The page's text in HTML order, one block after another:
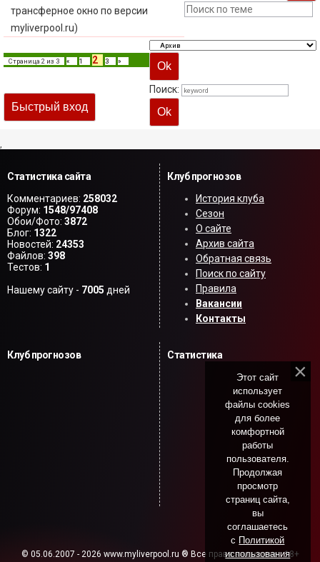
трансферное окно по версии
myliverpool.ru)
Страница 2 из 3 « 1 2 3 »
Поиск:
,
Статистика сайта
Комментариев: 258032
Форум: 1548/97408
Обои/Фото: 3872
Блог: 1322
Новостей: 24353
Файлов: 398
Тестов: 1
Нашему сайту - 7005 дней
Клуб прогнозов
История клуба
Сезон
О сайте
Архив сайта
Обратная связь
Поиск по сайту
Правила
Вакансии
Контакты
Клуб прогнозов Статистика
© 05.06.2007 - 2026 www.myliverpool.ru ® Все права защищены. 18+
Этот сайт
использует
файлы cookies
для более
комфортной
работы
пользователя.
Продолжая
просмотр
страниц сайта,
вы
соглашаетесь
с Политикой
использования